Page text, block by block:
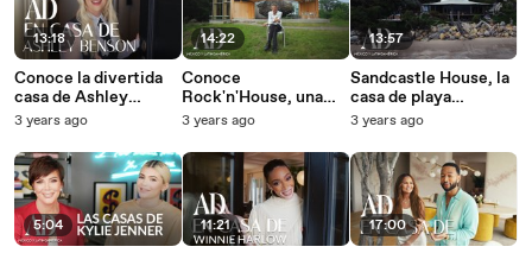
13:18
Conoce la divertida
casa de Ashley
Benson en L.A
3 years ago
5:04
14:22
Conoce
Rock'n'House, una
casa sobre una piedra
años de historia
3 years ago
11:21
13:57
Sandcastle House, la
casa de playa
convertida en un
3 years ago
17:00